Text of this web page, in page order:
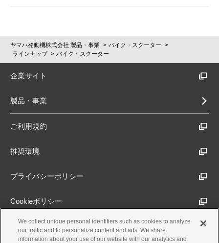
ヤマハ発動機株式会社 製品・事業
バイク・スクーター
ラインナップ
バイク・スクーター
企業サイト
製品・事業
ご利用規約
推奨環境
プライバシーポリシー
Cookieポリシー
アクセシビリティ方針
We collect unique personal identifiers such as cookies to analyze
our traffic and to personalize content and ads. We share
information about your use of our website with our analytics and